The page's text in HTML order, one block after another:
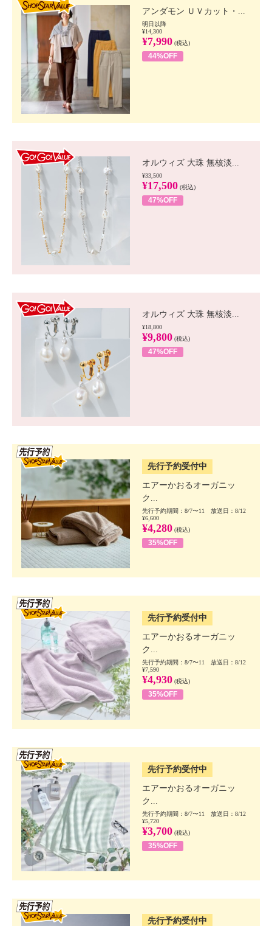
アンダモン ＵＶカット・...
明日以降
¥14,300
¥7,990 (税込)
44%OFF
オルウィズ 大珠 無核淡...
¥33,500
¥17,500 (税込)
47%OFF
オルウィズ 大珠 無核淡...
¥18,800
¥9,800 (税込)
47%OFF
先行予約受付中
エアーかおるオーガニッ
ク...
先行予約期間：8/7〜11 放送日：8/12
¥6,600
¥4,280 (税込)
35%OFF
先行予約受付中
エアーかおるオーガニッ
ク...
先行予約期間：8/7〜11 放送日：8/12
¥7,590
¥4,930 (税込)
35%OFF
先行予約受付中
エアーかおるオーガニッ
ク...
先行予約期間：8/7〜11 放送日：8/12
¥5,720
¥3,700 (税込)
35%OFF
先行予約受付中